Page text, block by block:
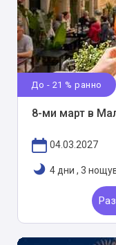
До - 21 % ранно
8-ми
04.03.2027
4 дни , 3